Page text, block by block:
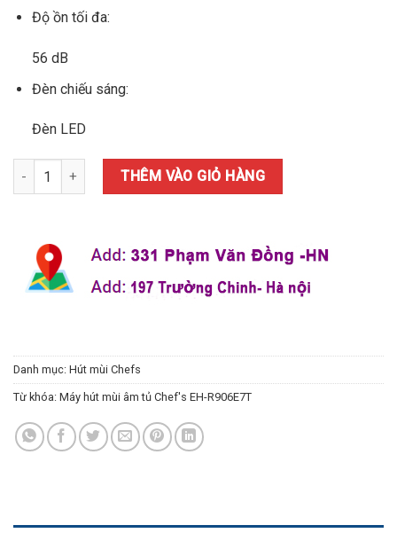
Độ ồn tối đa:
56 dB
Đèn chiếu sáng:
Đèn LED
Máy hút mùi âm tủ Chef's EH-R906E7T số lượng
THÊM VÀO GIỎ HÀNG
Danh mục: Hút mùi Chefs
Từ khóa: Máy hút mùi âm tủ Chef's EH-R906E7T